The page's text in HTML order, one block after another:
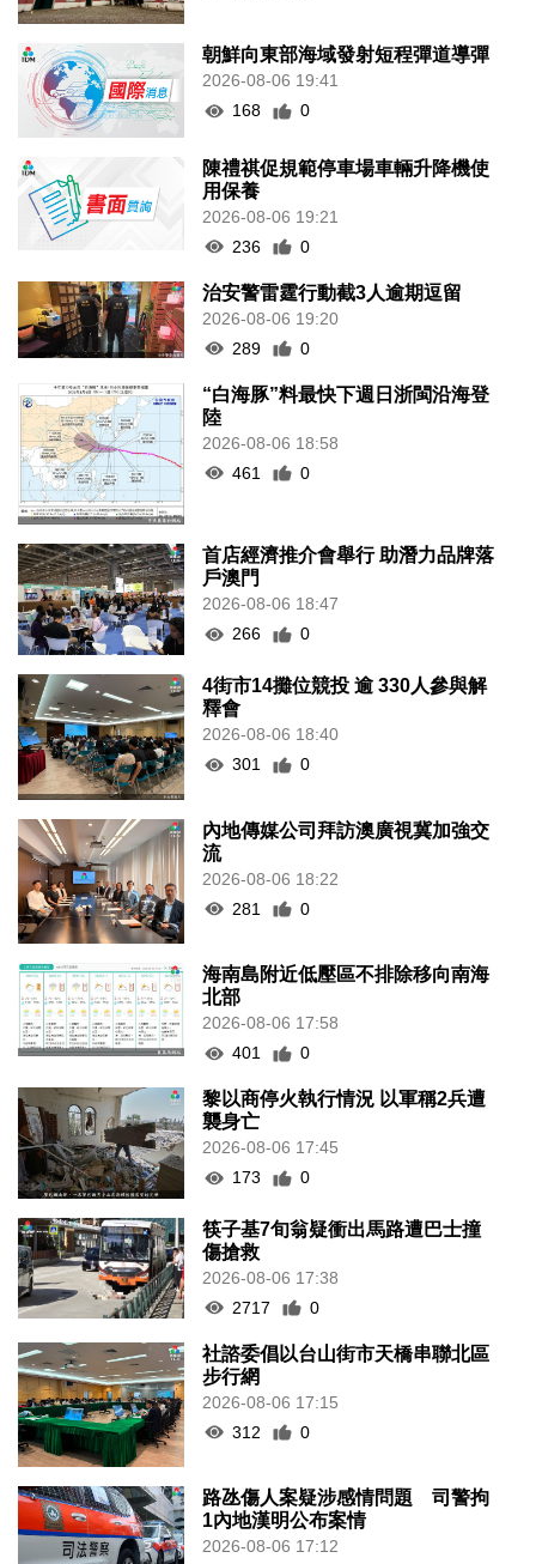
朝鮮向東部海域發射短程彈道導彈
2026-08-06 19:41
168
0
陳禮祺促規範停車場車輛升降機使
用保養
2026-08-06 19:21
236
0
治安警雷霆行動截3人逾期逗留
2026-08-06 19:20
289
0
“白海豚”料最快下週日浙閩沿海登
陸
2026-08-06 18:58
461
0
首店經濟推介會舉行 助潛力品牌落
戶澳門
2026-08-06 18:47
266
0
4街市14攤位競投 逾 330人參與解
釋會
2026-08-06 18:40
301
0
內地傳媒公司拜訪澳廣視冀加強交
流
2026-08-06 18:22
281
0
海南島附近低壓區不排除移向南海
北部
2026-08-06 17:58
401
0
黎以商停火執行情況 以軍稱2兵遭
襲身亡
2026-08-06 17:45
173
0
筷子基7旬翁疑衝出馬路遭巴士撞
傷搶救
2026-08-06 17:38
2717
0
社諮委倡以台山街市天橋串聯北區
步行網
2026-08-06 17:15
312
0
路氹傷人案疑涉感情問題 司警拘
1內地漢明公布案情
2026-08-06 17:12